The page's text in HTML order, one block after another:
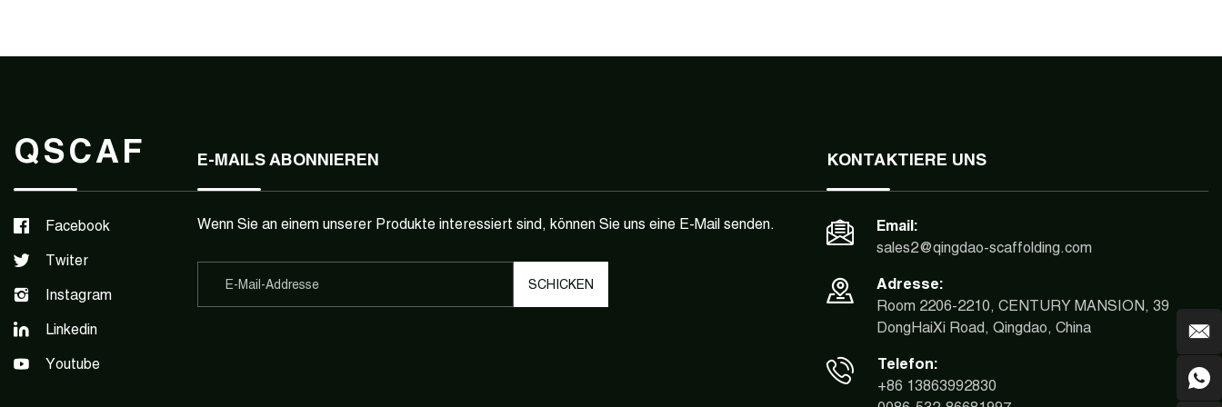
QSCAF
Facebook
Twiter
Instagram
Linkedin
Youtube
E-MAILS ABONNIEREN
Wenn Sie an einem unserer Produkte interessiert sind, können Sie uns eine E-Mail senden.
KONTAKTIERE UNS
Email:
sales2@qingdao-scaffolding.com
Adresse:
Room 2206-2210, CENTURY MANSION, 39
DongHaiXi Road, Qingdao, China
Telefon:
+86 13863992830